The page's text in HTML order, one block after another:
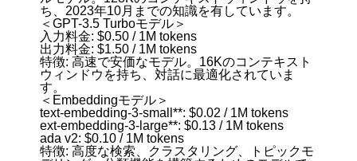
ち、2023年10月までの知識を有しています。
＜GPT-3.5 Turboモデル＞
入力料金: $0.50 / 1M tokens
出力料金: $1.50 / 1M tokens
特徴: 高速で安価なモデル。16Kのコンテキスト
ウィンドウを持ち、対話に最適化されていま
す。
＜Embeddingモデル＞
text-embedding-3-small**: $0.02 / 1M tokens
ext-embedding-3-large**: $0.13 / 1M tokens
ada v2: $0.10 / 1M tokens
特徴: 高度な検索、クラスタリング、トピックモ